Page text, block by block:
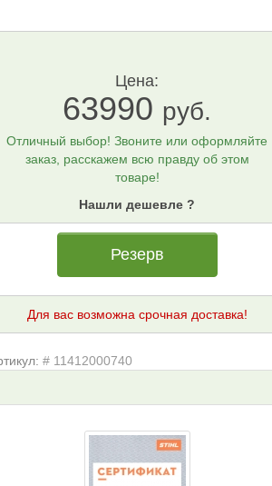
Цена:
63990 руб.
Отличный выбор! Звоните или оформляйте
заказ, расскажем всю правду об этом
товаре!
Нашли дешевле ?
Резерв
Для вас возможна срочная доставка!
# 11412000740